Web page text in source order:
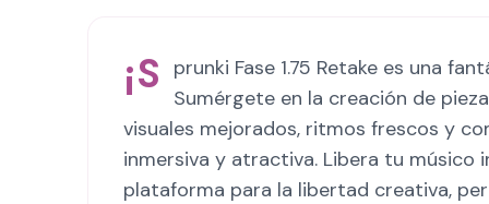
¡S
prunki Fase 1.75 Retake es una
Sumérgete en la creación de
visuales mejorados, ritmos frescos y
inmersiva y atractiva. Libera tu músico
plataforma para la libertad creativa,